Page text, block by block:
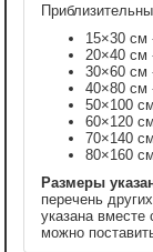
15×30 см
20×40 см
30×60 см
40×80 см
50×100
60×120
70×140
80×160
Размеры
перечень
указана вместе
можно